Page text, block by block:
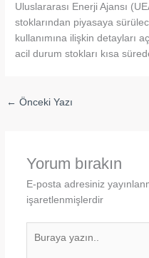
Uluslararası Enerji Ajansı
stoklarından piyasaya
kullanımına ilişkin detayları
acil durum stokları kısa
← Önceki Yazı
Yorum bırakın
E-posta adresiniz
işaretlenmişlerdir